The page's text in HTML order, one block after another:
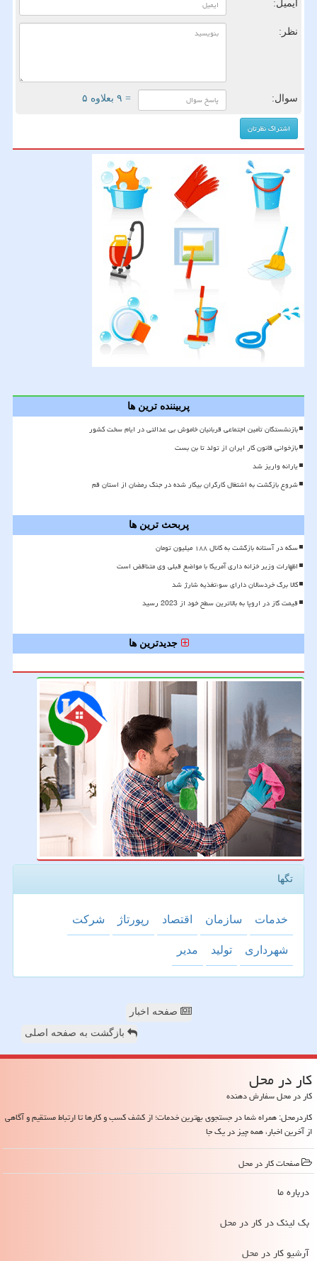
ایمیل:
نظر:
سوال: = ۹ بعلاوه ۵
پربیننده ترین ها
بازنشستگان تأمین اجتماعی قربانیان خاموش بی عدالتی در ایام سخت کشور
بازخوانی قانون کار ایران از تولد تا بن بست
یارانه واریز شد
شروع بازگشت به اشتغال کارگران بیکار شده در جنگ رمضان از استان قم
پربحث ترین ها
سکه در آستانه بازگشت به کانال ۱۸۸ میلیون تومان
اظهارات وزیر خزانه داری آمریکا با مواضع قبلی وی متناقض است
کالا برگ خردسالان دارای سوءتغذیه شارژ شد
قیمت گاز در اروپا به بالاترین سطح خود از 2023 رسید
جدیدترین ها
تگها
خدمات سازمان اقتصاد رپورتاژ شركت
شهرداری تولید مدیر
صفحه اخبار
بازگشت به صفحه اصلی
كار در محل
کار در محل سفارش دهنده
کاردرمحل: همراه شما در جستجوی بهترین خدمات؛ از کشف کسب و کارها تا ارتباط مستقیم و آگاهی
از آخرین اخبار، همه چیز در یک جا
صفحات كار در محل
درباره ما
بک لینک در كار در محل
آرشیو كار در محل